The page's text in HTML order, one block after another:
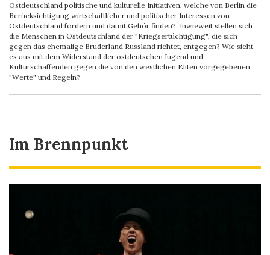
Ostdeutschland politische und kulturelle Initiativen, welche von Berlin die
Berücksichtigung wirtschaftlicher und politischer Interessen von
Ostdeutschland fordern und damit Gehör finden? Inwieweit stellen sich
die Menschen in Ostdeutschland der "Kriegsertüchtigung", die sich
gegen das ehemalige Bruderland Russland richtet, entgegen? Wie sieht
es aus mit dem Widerstand der ostdeutschen Jugend und
Kulturschaffenden gegen die von den westlichen Eliten vorgegebenen
"Werte" und Regeln?
Im Brennpunkt